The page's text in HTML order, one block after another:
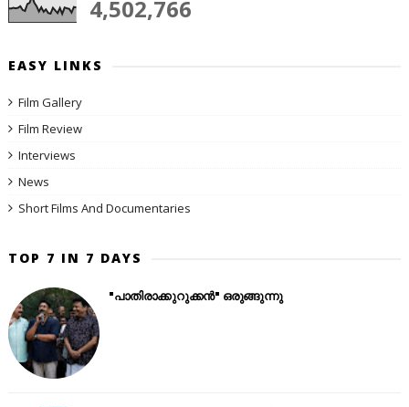
4,502,766
EASY LINKS
Film Gallery
Film Review
Interviews
News
Short Films And Documentaries
TOP 7 IN 7 DAYS
"പാതിരാക്കുറുക്കൻ" ഒരുങ്ങുന്നു